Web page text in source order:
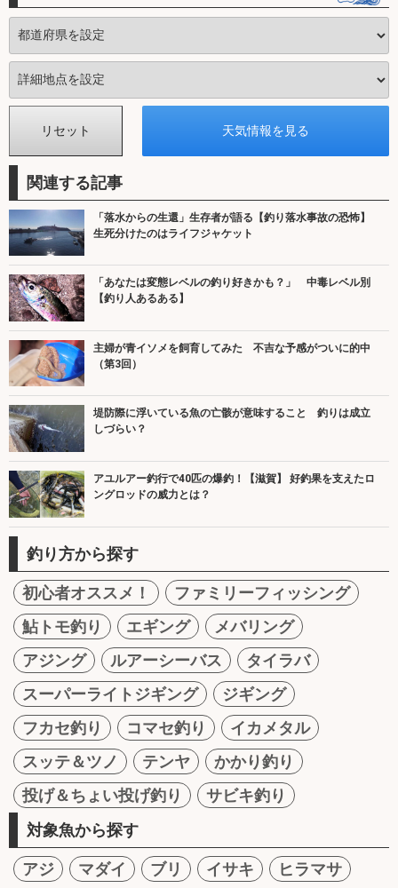
関連する記事
「落水からの生還」生存者が語る【釣り落水事故の恐怖】
生死分けたのはライフジャケット
「あなたは変態レベルの釣り好きかも？」 中毒レベル別
【釣り人あるある】
主婦が青イソメを飼育してみた 不吉な予感がついに的中
（第3回）
堤防際に浮いている魚の亡骸が意味すること 釣りは成立
しづらい？
アユルアー釣行で40匹の爆釣！【滋賀】 好釣果を支えたロ
ングロッドの威力とは？
釣り方から探す
初心者オススメ！
ファミリーフィッシング
鮎トモ釣り
エギング
メバリング
アジング
ルアーシーバス
タイラバ
スーパーライトジギング
ジギング
フカセ釣り
コマセ釣り
イカメタル
スッテ＆ツノ
テンヤ
かかり釣り
投げ＆ちょい投げ釣り
サビキ釣り
対象魚から探す
アジ マダイ ブリ イサキ
ヒラマサ